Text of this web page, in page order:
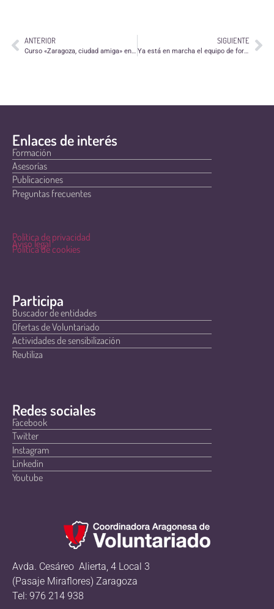
ANTERIOR
Curso «Zaragoza, ciudad amiga» en SSVP
SIGUIENTE
Ya está en marcha el equipo de formación
Enlaces de interés
Formación
Asesorías
Publicaciones
Preguntas frecuentes
Política de privacidad
Aviso legal
Política de cookies
Participa
Buscador de entidades
Ofertas de Voluntariado
Actividades de sensibilización
Reutiliza
Redes sociales
Facebook
Twitter
Instagram
Linkedin
Youtube
Avda. Cesáreo Alierta, 4 Local 3
(Pasaje Miraflores) Zaragoza
Tel: 976 214 938